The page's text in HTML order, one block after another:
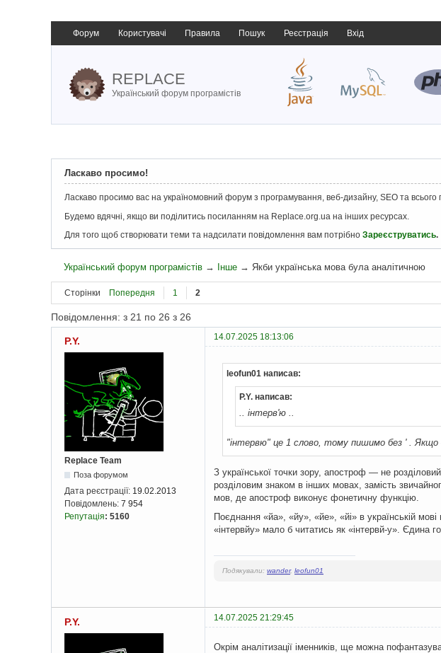
Форум Користувачі Правила Пошук Реєстрація Вхід
REPLACE
Український форум програмістів
Ласкаво просимо!
Ласкаво просимо вас на україномовний форум з програмування, веб-дизайну, SEO та
Будемо вдячні, якщо ви поділитись посиланням на Replace.org.ua на інших ресурсах.
Для того щоб створювати теми та надсилати повідомлення вам потрібно Зареєструватись.
Український форум програмістів → Інше → Якби українська мова була аналітичною
Сторінки Попередня 1 2
Повідомлення: з 21 по 26 з 26
P.Y. 14.07.2025 18:13:06
Replace Team
Поза форумом
Дата реєстрації: 19.02.2013
Повідомлень: 7 954
Репутація: 5160
leofun01 написав:
P.Y. написав:
.. інтерв'ю ..
"інтервю" це 1 слово, тому пишимо без ' .
З української точки зору, апостроф — не
розділовим знаком в інших мовах, замість
мов, де апостроф виконує фонетичну функцію.
Поєднання «йа», «йу», «йе», «йі» в українській
«інтервйу» мало б читатись як «інтервй-у».
Подякували: wander, leofun01
P.Y. 14.07.2025 21:29:45
Окрім аналітизації іменників, ще можна